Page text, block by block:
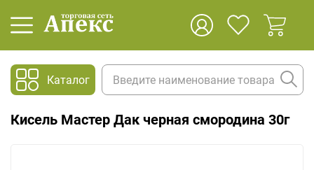
Каталог
Кисель Мастер Дак черная смородина 30г